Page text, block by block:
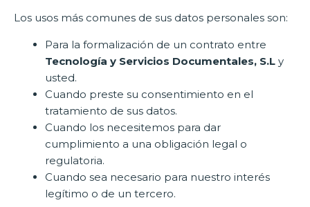
Los usos más comunes de sus datos personales son:
Para la formalización de un contrato entre
Tecnología y Servicios Documentales, S.L y
usted.
Cuando preste su consentimiento en el
tratamiento de sus datos.
Cuando los necesitemos para dar
cumplimiento a una obligación legal o
regulatoria.
Cuando sea necesario para nuestro interés
legítimo o de un tercero.